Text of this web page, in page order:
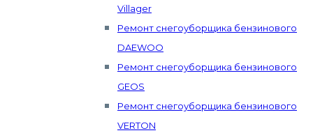
Villager
Ремонт снегоуборщика бензинового
DAEWOO
Ремонт снегоуборщика бензинового
GEOS
Ремонт снегоуборщика бензинового
VERTON